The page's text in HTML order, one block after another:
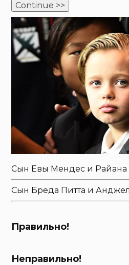
Continue >>
Сын Евы Мендес и Райана
Сын Бреда Питта и
Правильно!
Неправильно!